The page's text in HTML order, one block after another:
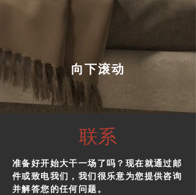
向下滚动
​联系
准备好开始大干一场了吗？现在就通过邮
件或致电我们，我们很乐意为您提供咨询
并解答您的任何问题。